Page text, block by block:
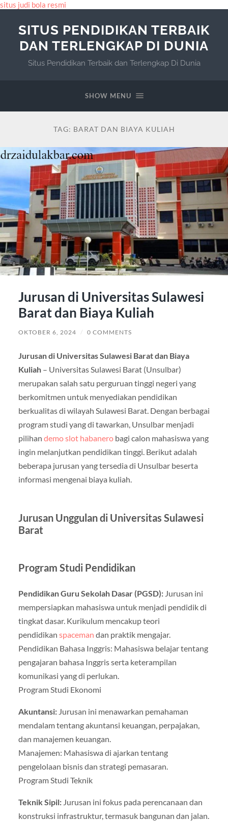
situs judi bola resmi
SITUS PENDIDIKAN TERBAIK
DAN TERLENGKAP DI DUNIA
Situs Pendidikan Terbaik dan Terlengkap Di Dunia
SHOW MENU
TAG: BARAT DAN BIAYA KULIAH
Jurusan di Universitas Sulawesi
Barat dan Biaya Kuliah
OKTOBER 6, 2024 / 0 COMMENTS
Jurusan di Universitas Sulawesi Barat dan Biaya
Kuliah– Universitas Sulawesi Barat (Unsulbar)
merupakan salah satu perguruan tinggi negeri yang
berkomitmen untuk menyediakan pendidikan
berkualitas di wilayah Sulawesi Barat. Dengan berbagai
program studi yang di tawarkan, Unsulbar menjadi
pilihan demo slot habanerobagi calon mahasiswa yang
ingin melanjutkan pendidikan tinggi. Berikut adalah
beberapa jurusan yang tersedia di Unsulbar beserta
informasi mengenai biaya kuliah.
Jurusan Unggulan di Universitas Sulawesi
Barat
Program Studi Pendidikan
Pendidikan Guru Sekolah Dasar (PGSD):Jurusan ini
mempersiapkan mahasiswa untuk menjadi pendidik di
tingkat dasar. Kurikulum mencakup teori
pendidikan spaceman dan praktik mengajar.
Pendidikan Bahasa Inggris: Mahasiswa belajar tentang
pengajaran bahasa Inggris serta keterampilan
komunikasi yang di perlukan.
Program Studi Ekonomi
Akuntansi:Jurusan ini menawarkan pemahaman
mendalam tentang akuntansi keuangan, perpajakan,
dan manajemen keuangan.
Manajemen: Mahasiswa di ajarkan tentang
pengelolaan bisnis dan strategi pemasaran.
Program Studi Teknik
Teknik Sipil:Jurusan ini fokus pada perencanaan dan
konstruksi infrastruktur, termasuk bangunan dan jalan.